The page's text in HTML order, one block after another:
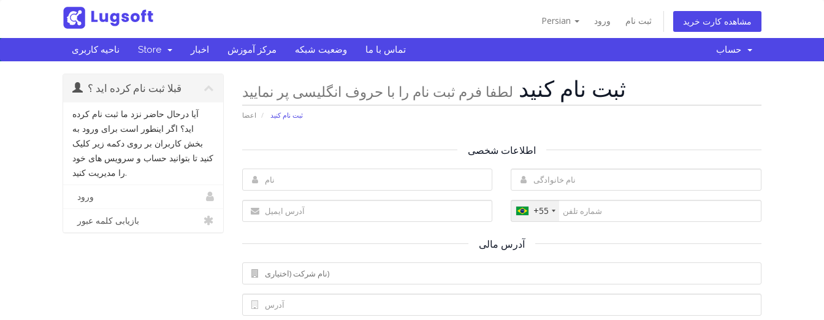
Persian ورود ثبت نام مشاهده کارت خرید
ناحیه کاربری Store اخبار مرکز آموزش وضعیت شبکه تماس با ما
ثبت نام کنید لطفا فرم ثبت نام را با حروف انگلیسی پر نمایید
اعضا ثبت نام کنید
قبلا ثبت نام کرده اید ؟
آیا درحال حاضر نزد ما ثبت نام کرده
اید؟ اگر اینطور است برای ورود به
بخش کاربران بر روی دکمه زیر کلیک
کنید تا بتوانید حساب و سرویس های خود
را مدیریت کنید.
ورود
بازیابی کلمه عبور
اطلاعات شخصی
+55
آدرس مالی